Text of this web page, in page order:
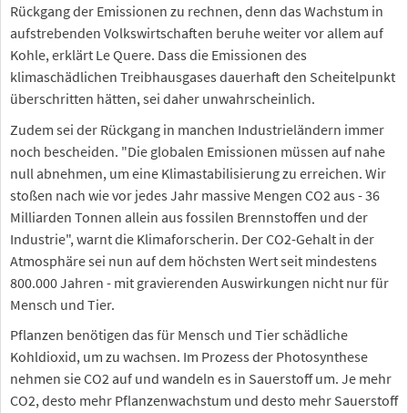
Rückgang der Emissionen zu rechnen, denn das Wachstum in
aufstrebenden Volkswirtschaften beruhe weiter vor allem auf
Kohle, erklärt Le Quere. Dass die Emissionen des
klimaschädlichen Treibhausgases dauerhaft den Scheitelpunkt
überschritten hätten, sei daher unwahrscheinlich.
Zudem sei der Rückgang in manchen Industrieländern immer
noch bescheiden. "Die globalen Emissionen müssen auf nahe
null abnehmen, um eine Klimastabilisierung zu erreichen. Wir
stoßen nach wie vor jedes Jahr massive Mengen CO2 aus - 36
Milliarden Tonnen allein aus fossilen Brennstoffen und der
Industrie", warnt die Klimaforscherin. Der CO2-Gehalt in der
Atmosphäre sei nun auf dem höchsten Wert seit mindestens
800.000 Jahren - mit gravierenden Auswirkungen nicht nur für
Mensch und Tier.
Pflanzen benötigen das für Mensch und Tier schädliche
Kohldioxid, um zu wachsen. Im Prozess der Photosynthese
nehmen sie CO2 auf und wandeln es in Sauerstoff um. Je mehr
CO2, desto mehr Pflanzenwachstum und desto mehr Sauerstoff